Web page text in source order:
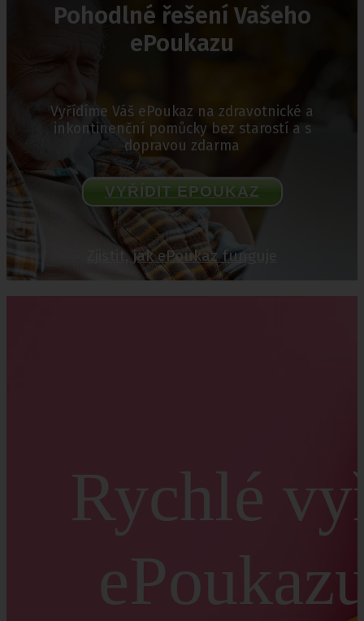
Pohodlné řešení Vašeho
ePoukazu
Vyřídíme Váš ePoukaz na zdravotnické a
inkontinenční pomůcky bez starostí a s
dopravou zdarma
VYŘÍDIT EPOUKAZ
Zjistit, jak ePoukaz funguje
Rychlé